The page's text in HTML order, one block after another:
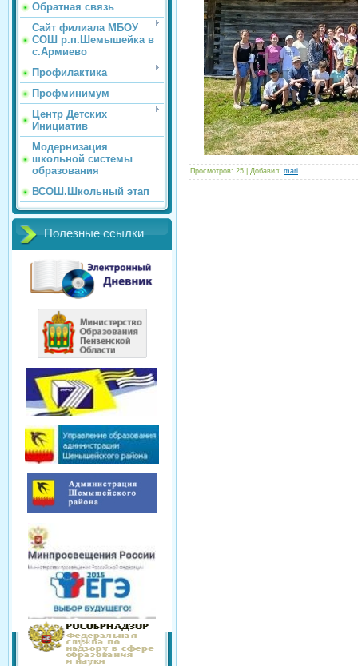
Обратная связь
Сайт филиала МБОУ
СОШ р.п.Шемышейка в
с.Армиево
Профилактика
Профминимум
Центр Детских
Инициатив
Модернизация
школьной системы
образования
ВСОШ.Школьный этап
Полезные ссылки
Просмотров: 25 | Добавил: mari